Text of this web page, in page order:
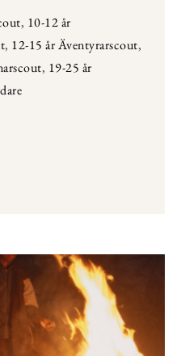
, 10-12 år
, 12-15 år Äventyrarscout,
, 19-25 år